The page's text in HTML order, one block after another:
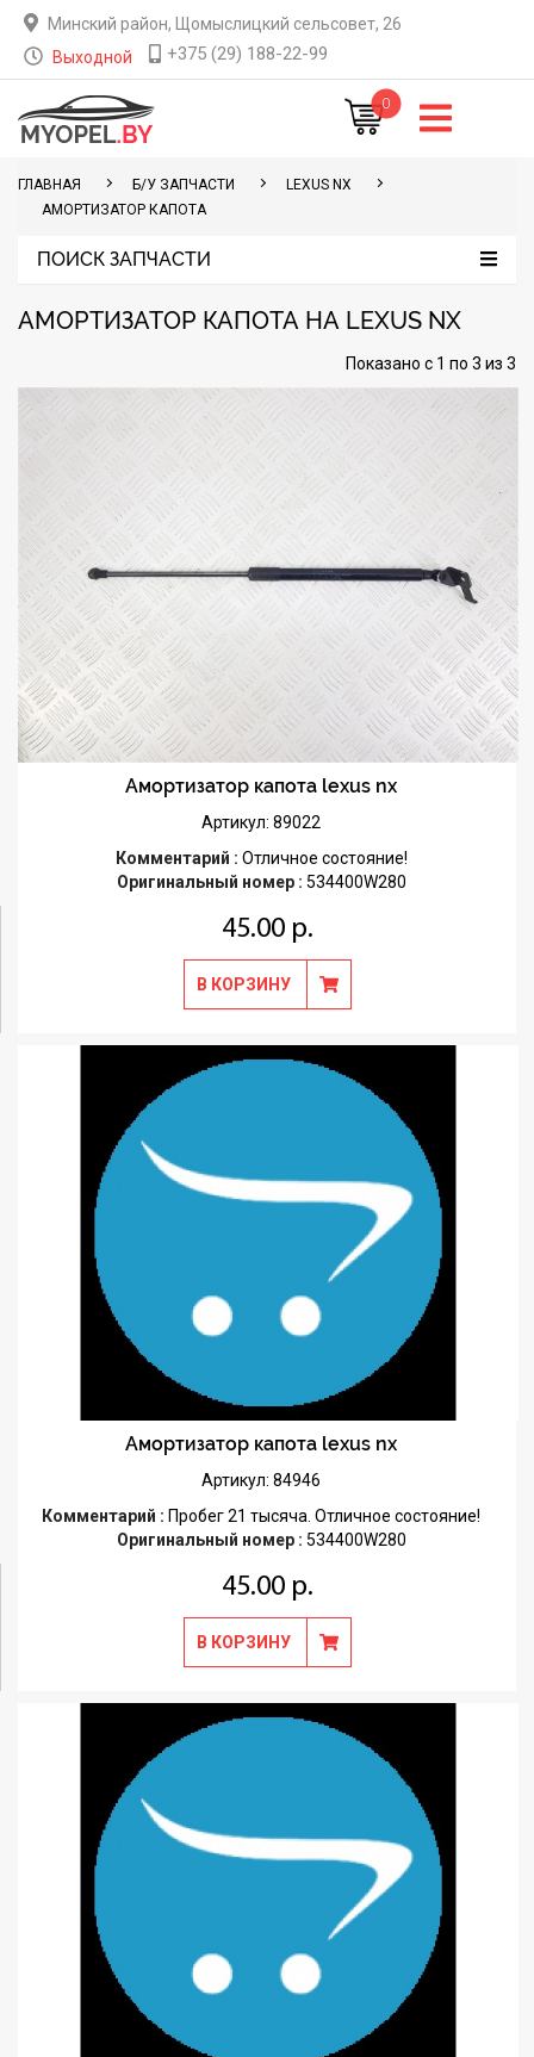
Минский район, Щомыслицкий сельсовет, 26
Выходной
+375 (29) 188-22-99
0
ГЛАВНАЯ Б/У ЗАПЧАСТИ
LEXUS NX
АМОРТИЗАТОР КАПОТА
ПОИСК ЗАПЧАСТИ
АМОРТИЗАТОР КАПОТА НА LEXUS NX
Показано с 1 по 3 из 3
Амортизатор капота lexus nx
Артикул: 89022
Комментарий : Отличное состояние!
Оригинальный номер : 534400W280
45.00 р.
В КОРЗИНУ
Амортизатор капота lexus nx
Артикул: 84946
Комментарий : Пробег 21 тысяча. Отличное состояние!
Оригинальный номер : 534400W280
45.00 р.
В КОРЗИНУ